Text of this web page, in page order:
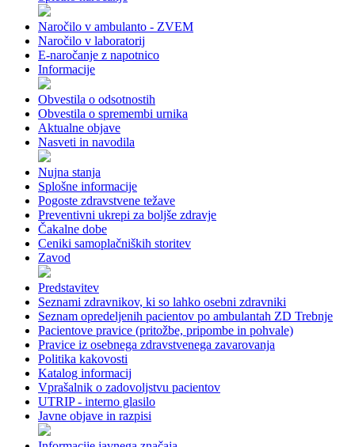
Naročilo v ambulanto - ZVEM
Naročilo v laboratorij
E-naročanje z napotnico
Informacije
Obvestila o odsotnostih
Obvestila o spremembi urnika
Aktualne objave
Nasveti in navodila
Nujna stanja
Splošne informacije
Pogoste zdravstvene težave
Preventivni ukrepi za boljše zdravje
Čakalne dobe
Ceniki samoplačniških storitev
Zavod
Predstavitev
Seznami zdravnikov, ki so lahko osebni zdravniki
Seznam opredeljenih pacientov po ambulantah ZD Trebnje
Pacientove pravice (pritožbe, pripombe in pohvale)
Pravice iz osebnega zdravstvenega zavarovanja
Politika kakovosti
Katalog informacij
Vprašalnik o zadovoljstvu pacientov
UTRIP - interno glasilo
Javne objave in razpisi